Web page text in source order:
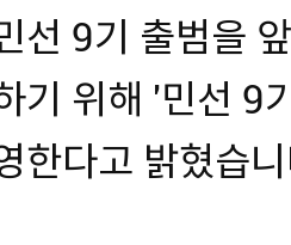
선 9기 출범을
기 위해 '민선 9
한다고 밝혔습